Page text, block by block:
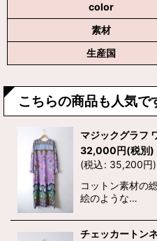
color
素材
生産国
こちらの商品も人気で
マジックグラフ
32,000円(税別)
(税込: 35,200円)
コットン素材の
絵のような…
チェッカートン